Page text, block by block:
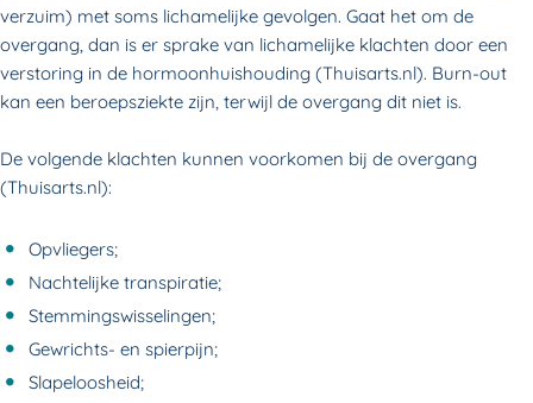
verzuim) met soms lichamelijke gevolgen. Gaat het om de
overgang, dan is er sprake van lichamelijke klachten door een
verstoring in de hormoonhuishouding (Thuisarts.nl). Burn-out
kan een beroepsziekte zijn, terwijl de overgang dit niet is.
De volgende klachten kunnen voorkomen bij de overgang
(Thuisarts.nl):
Opvliegers;
Nachtelijke transpiratie;
Stemmingswisselingen;
Gewrichts- en spierpijn;
Slapeloosheid;